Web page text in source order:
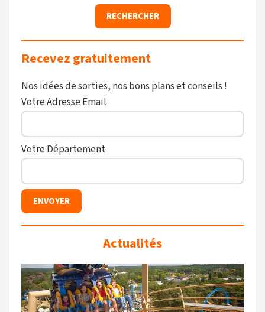
Recevez gratuitement
Nos idées de sorties, nos bons plans et conseils !
Votre Adresse Email
Votre Département
Actualités